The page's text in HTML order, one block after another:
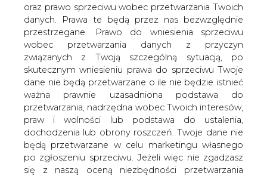
oraz prawo sprzeciwu wobec przetwarzania Twoich
danych. Prawa te będą przez nas bezwzględnie
przestrzegane. Prawo do wniesienia sprzeciwu
wobec przetwarzania danych z przyczyn
związanych z Twoją szczególną sytuacją, po
skutecznym wniesieniu prawa do sprzeciwu Twoje
dane nie będą przetwarzane o ile nie będzie istnieć
ważna prawnie uzasadniona podstawa do
przetwarzania, nadrzędna wobec Twoich interesów,
praw i wolności lub podstawa do ustalenia,
dochodzenia lub obrony roszczeń. Twoje dane nie
będą przetwarzane w celu marketingu własnego
po zgłoszeniu sprzeciwu. Jeżeli więc nie zgadzasz
się z naszą oceną niezbędności przetwarzania
Gmina Kunice w powiecie legnickim
wygrała z Dolnośląskim Zakładem
Gazowniczym we Wrocławiu toczący się
od 1997 roku proces o stosowanie
praktyk monopolistycznych.
Po odrzuceniu przez Sąd Najwyższy wniosku o kasację
wyroku sądu antymonopolowego, Dolnośląski Zakład
Gazowniczy zobowiązał się spłacić w pięciu ratach
rocznych zasądzone gminie 3,2 mln zł z tytułu
poniesionych przez gminę nakładów na wybudowanie
sieci gazowniczej w należących do gminy wsiach.